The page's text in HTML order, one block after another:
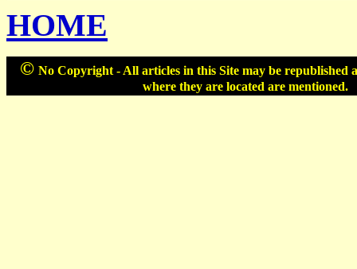
HOME
© No Copyright - All articles in this Site may be republished
where they are located are mentioned.